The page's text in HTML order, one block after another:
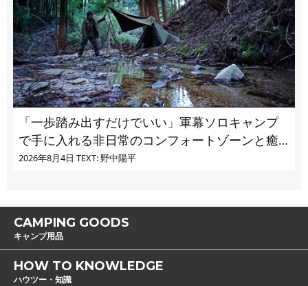
「一歩踏み出すだけでいい」軍幕ソロキャンプ
で手に入れる非日常のコンフォートゾーンと癒
し
2026年8月4日 TEXT: 野中陽平
CAMPING GOODS
キャンプ用品
HOW TO KNOWLEDGE
ハウツー・知識